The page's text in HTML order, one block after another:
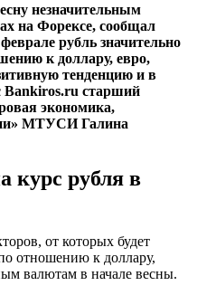
незначительным
на Форексе, сообщал
рубль значительно
к доллару, евро,
тенденцию и в
Bankiros.ru старший
экономика,
МТУСИ Галина
курс рубля в
от которых будет
отношению к доллару,
валютам в начале весны.